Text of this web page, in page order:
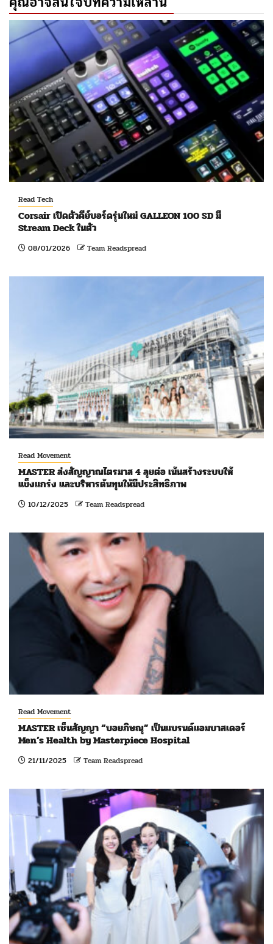
Read Tech
Corsair เปิดตัวคีย์บอร์ดรุ่นใหม่ GALLEON 100 SD มี
Stream Deck ในตัว
08/01/2026 Team Readspread
Read Movement
MASTER ส่งสัญญาณไตรมาส 4 ลุยต่อ เน้นสร้างระบบให้
แข็งแกร่ง และบริหารต้นทุนให้มีประสิทธิภาพ
10/12/2025 Team Readspread
Read Movement
MASTER เซ็นสัญญา “บอยภิษณุ” เป็นแบรนด์แอมบาสเดอร์
Men’s Health by Masterpiece Hospital
21/11/2025 Team Readspread